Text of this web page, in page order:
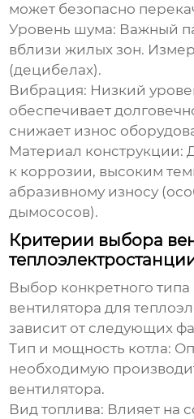
может безопасно
Уровень шума: Важный
вблизи жилых зон.
(децибелах).
Вибрация: Низкий
обеспечивает
снижает износ
Материал конструкции:
к коррозии, высоким
абразивному износу
дымососов).
Критерии выбора
Выбор конкретного
вентилятора для
зависит от следующих
Тип и мощность котла:
необходимую
вентилятора.
Вид топлива: Влияет на